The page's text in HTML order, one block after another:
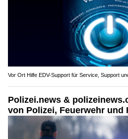
Vor Ort Hilfe EDV-Support für Service, Support
Polizei.news &
von Polizei, Feuerwehr und